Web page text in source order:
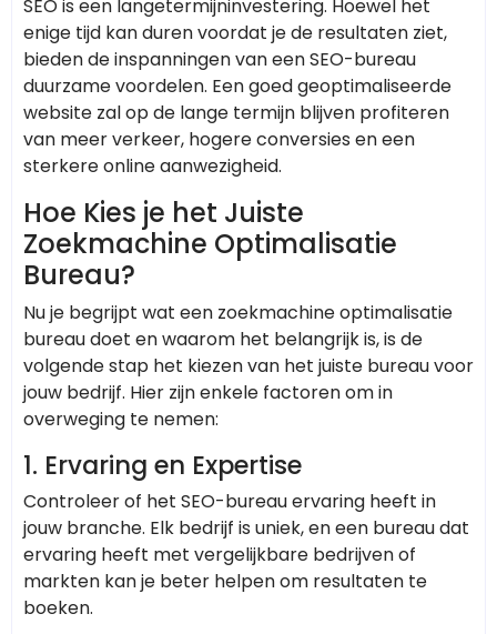
SEO is een langetermijninvestering. Hoewel het
enige tijd kan duren voordat je de resultaten ziet,
bieden de inspanningen van een SEO-bureau
duurzame voordelen. Een goed geoptimaliseerde
website zal op de lange termijn blijven profiteren
van meer verkeer, hogere conversies en een
sterkere online aanwezigheid.
Hoe Kies je het Juiste
Zoekmachine Optimalisatie
Bureau?
Nu je begrijpt wat een zoekmachine optimalisatie
bureau doet en waarom het belangrijk is, is de
volgende stap het kiezen van het juiste bureau voor
jouw bedrijf. Hier zijn enkele factoren om in
overweging te nemen:
1. Ervaring en Expertise
Controleer of het SEO-bureau ervaring heeft in
jouw branche. Elk bedrijf is uniek, en een bureau dat
ervaring heeft met vergelijkbare bedrijven of
markten kan je beter helpen om resultaten te
boeken.